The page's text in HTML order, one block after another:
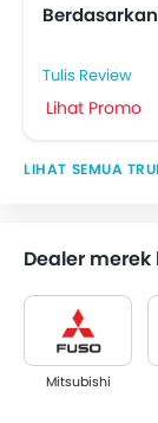
Tulis Review
Lihat Promo
Dealer
Mitsubishi